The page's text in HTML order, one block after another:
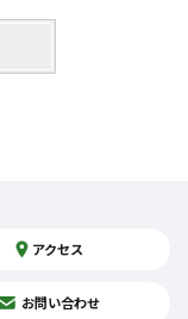
アクセス
お問い合わせ